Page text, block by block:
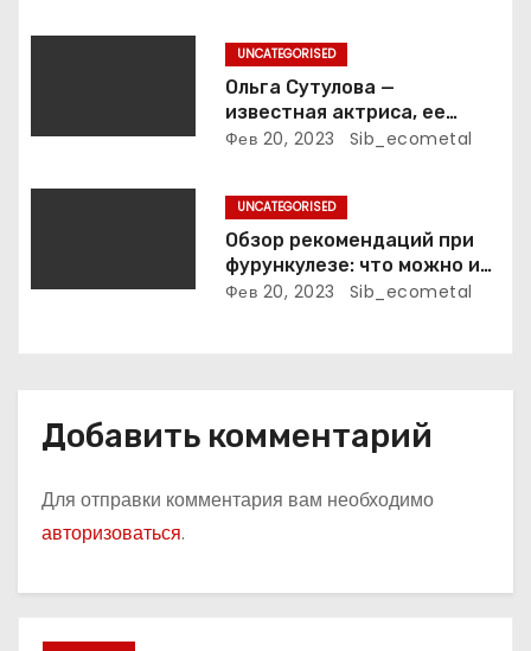
с
м
UNCATEGORISED
Ольга Сутулова —
известная актриса, ее
биография, достижения и
Фев 20, 2023 Sib_ecometal
UNCATEGORISED
Обзор рекомендаций при
фурункулезе: что можно и
что нельзя делать
Фев 20, 2023 Sib_ecometal
Добавить комментарий
Для отправки комментария вам необходимо
авторизоваться.